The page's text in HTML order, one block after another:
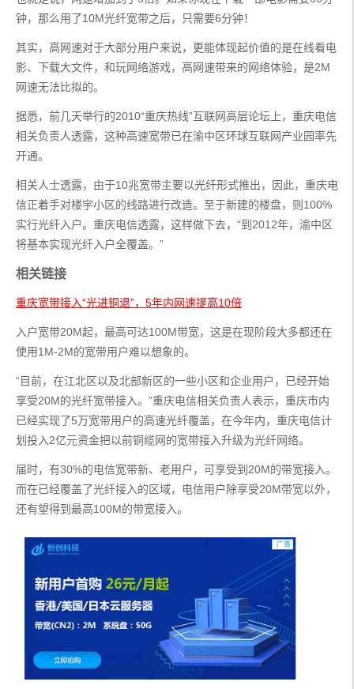
钟，那么用了10M光纤宽带之后，只需要6分钟！
其实，高网速对于大部分用户来说，更能体现起价值的是在线看电
影、下载大文件，和玩网络游戏，高网速带来的网络体验，是2M
网速无法比拟的。
据悉，前几天举行的2010“重庆热线”互联网高层论坛上，重庆电信
相关负责人透露，这种高速宽带已在渝中区环球互联网产业园率先
开通。
相关人士透露，由于10兆宽带主要以光纤形式推出，因此，重庆电
信正着手对楼宇小区的线路进行改造。至于新建的楼盘，则100%
实行光纤入户。重庆电信透露，这样做下去，“到2012年，渝中区
将基本实现光纤入户全覆盖。”
相关链接
重庆宽带接入“光进铜退”，5年内网速提高10倍
入户宽带20M起，最高可达100M带宽，这是在现阶段大多都还在
使用1M-2M的宽带用户难以想象的。
“目前，在江北区以及北部新区的一些小区和企业用户，已经开始
享受20M的光纤宽带接入。”重庆电信相关负责人表示，重庆市内
已经实现了5万宽带用户的高速光纤覆盖，在今年内，重庆电信计
划投入2亿元资金把以前铜缆网的宽带接入升级为光纤网络。
届时，有30%的电信宽带新、老用户，可享受到20M的带宽接入。
而在已经覆盖了光纤接入的区域，电信用户除享受20M带宽以外，
还有望得到最高100M的带宽接入。